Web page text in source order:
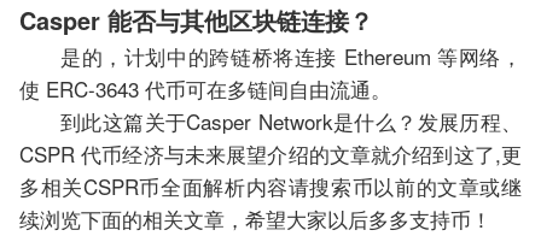
Casper 能否与其他区块链连接？
是的，计划中的跨链桥将连接 Ethereum 等网络，
使 ERC-3643 代币可在多链间自由流通。
到此这篇关于Casper Network是什么？发展历程、
CSPR 代币经济与未来展望介绍的文章就介绍到这了,更
多相关CSPR币全面解析内容请搜索币以前的文章或继
续浏览下面的相关文章，希望大家以后多多支持币！